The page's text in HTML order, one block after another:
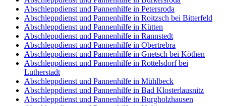
Abschleppdienst und Pannenhilfe in Petersroda
Abschleppdienst und Pannenhilfe in Roitzsch bei Bitterfeld
Abschleppdienst und Pannenhilfe in Kütten
Abschleppdienst und Pannenhilfe in Rannstedt
Abschleppdienst und Pannenhilfe in Obertrebra
Abschleppdienst und Pannenhilfe in Gnetsch bei Köthen
Abschleppdienst und Pannenhilfe in Rottelsdorf bei
Lutherstadt
Abschleppdienst und Pannenhilfe in Mühlbeck
Abschleppdienst und Pannenhilfe in Bad Klosterlausnitz
Abschleppdienst und Pannenhilfe in Burgholzhausen